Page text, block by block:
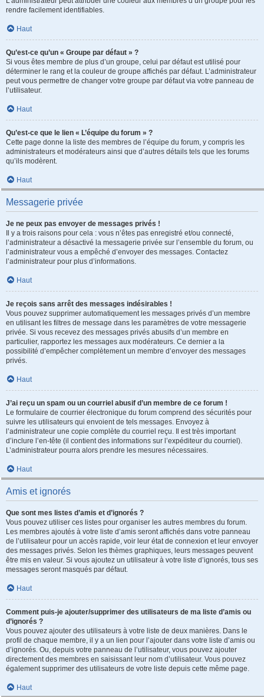
rendre facilement identifiables.
Haut
Qu’est-ce qu’un « Groupe par défaut » ?
Si vous êtes membre de plus d’un groupe, celui par défaut est utilisé pour
déterminer le rang et la couleur de groupe affichés par défaut. L’administrateur
peut vous permettre de changer votre groupe par défaut via votre panneau de
l’utilisateur.
Haut
Qu’est-ce que le lien « L’équipe du forum » ?
Cette page donne la liste des membres de l’équipe du forum, y compris les
administrateurs et modérateurs ainsi que d’autres détails tels que les forums
qu’ils modèrent.
Haut
Messagerie privée
Je ne peux pas envoyer de messages privés !
Il y a trois raisons pour cela : vous n’êtes pas enregistré et/ou connecté,
l’administrateur a désactivé la messagerie privée sur l’ensemble du forum, ou
l’administrateur vous a empêché d’envoyer des messages. Contactez
l’administrateur pour plus d’informations.
Haut
Je reçois sans arrêt des messages indésirables !
Vous pouvez supprimer automatiquement les messages privés d’un membre
en utilisant les filtres de message dans les paramètres de votre messagerie
privée. Si vous recevez des messages privés abusifs d’un membre en
particulier, rapportez les messages aux modérateurs. Ce dernier a la
possibilité d’empêcher complètement un membre d’envoyer des messages
privés.
Haut
J’ai reçu un spam ou un courriel abusif d’un membre de ce forum !
Le formulaire de courrier électronique du forum comprend des sécurités pour
suivre les utilisateurs qui envoient de tels messages. Envoyez à
l’administrateur une copie complète du courriel reçu. Il est très important
d’inclure l’en-tête (il contient des informations sur l’expéditeur du courriel).
L’administrateur pourra alors prendre les mesures nécessaires.
Haut
Amis et ignorés
Que sont mes listes d’amis et d’ignorés ?
Vous pouvez utiliser ces listes pour organiser les autres membres du forum.
Les membres ajoutés à votre liste d’amis seront affichés dans votre panneau
de l’utilisateur pour un accès rapide, voir leur état de connexion et leur envoyer
des messages privés. Selon les thèmes graphiques, leurs messages peuvent
être mis en valeur. Si vous ajoutez un utilisateur à votre liste d’ignorés, tous ses
messages seront masqués par défaut.
Haut
Comment puis-je ajouter/supprimer des utilisateurs de ma liste d’amis ou
d’ignorés ?
Vous pouvez ajouter des utilisateurs à votre liste de deux manières. Dans le
profil de chaque membre, il y a un lien pour l’ajouter dans votre liste d’amis ou
d’ignorés. Ou, depuis votre panneau de l’utilisateur, vous pouvez ajouter
directement des membres en saisissant leur nom d’utilisateur. Vous pouvez
également supprimer des utilisateurs de votre liste depuis cette même page.
Haut